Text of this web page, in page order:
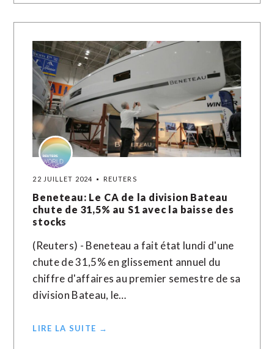
22 JUILLET 2024 REUTERS
Beneteau: Le CA de la division Bateau
chute de 31,5% au S1 avec la baisse des
stocks
(Reuters) - Beneteau a fait état lundi d'une
chute de 31,5% en glissement annuel du
chiffre d'affaires au premier semestre de sa
division Bateau, le…
LIRE LA SUITE →